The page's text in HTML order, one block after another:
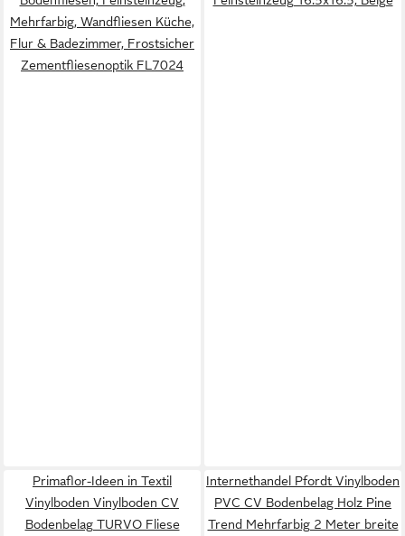
Mehrfarbig, Wandfliesen Küche,
Flur & Badezimmer, Frostsicher
Zementfliesenoptik FL7024
Primaflor-Ideen in Textil
Vinylboden Vinylboden CV
Bodenbelag TURVO Fliese
Internethandel Pfordt Vinylboden
PVC CV Bodenbelag Holz Pine
Trend Mehrfarbig 2 Meter breite